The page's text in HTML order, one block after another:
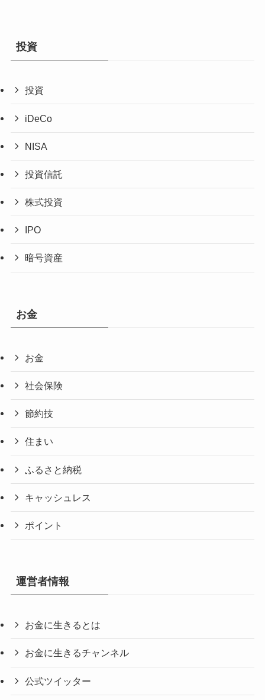
投資
投資
iDeCo
NISA
投資信託
株式投資
IPO
暗号資産
お金
お金
社会保険
節約技
住まい
ふるさと納税
キャッシュレス
ポイント
運営者情報
お金に生きるとは
お金に生きるチャンネル
公式ツイッター